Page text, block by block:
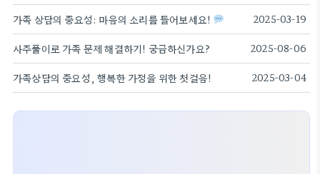
가족 상담의 중요성: 마음의 소리를 들어보세요! 2025-03-19
사주풀이로 가족 문제 해결하기! 궁금하신가요? 2025-08-06
가족상담의 중요성, 행복한 가정을 위한 첫걸음! 2025-03-04